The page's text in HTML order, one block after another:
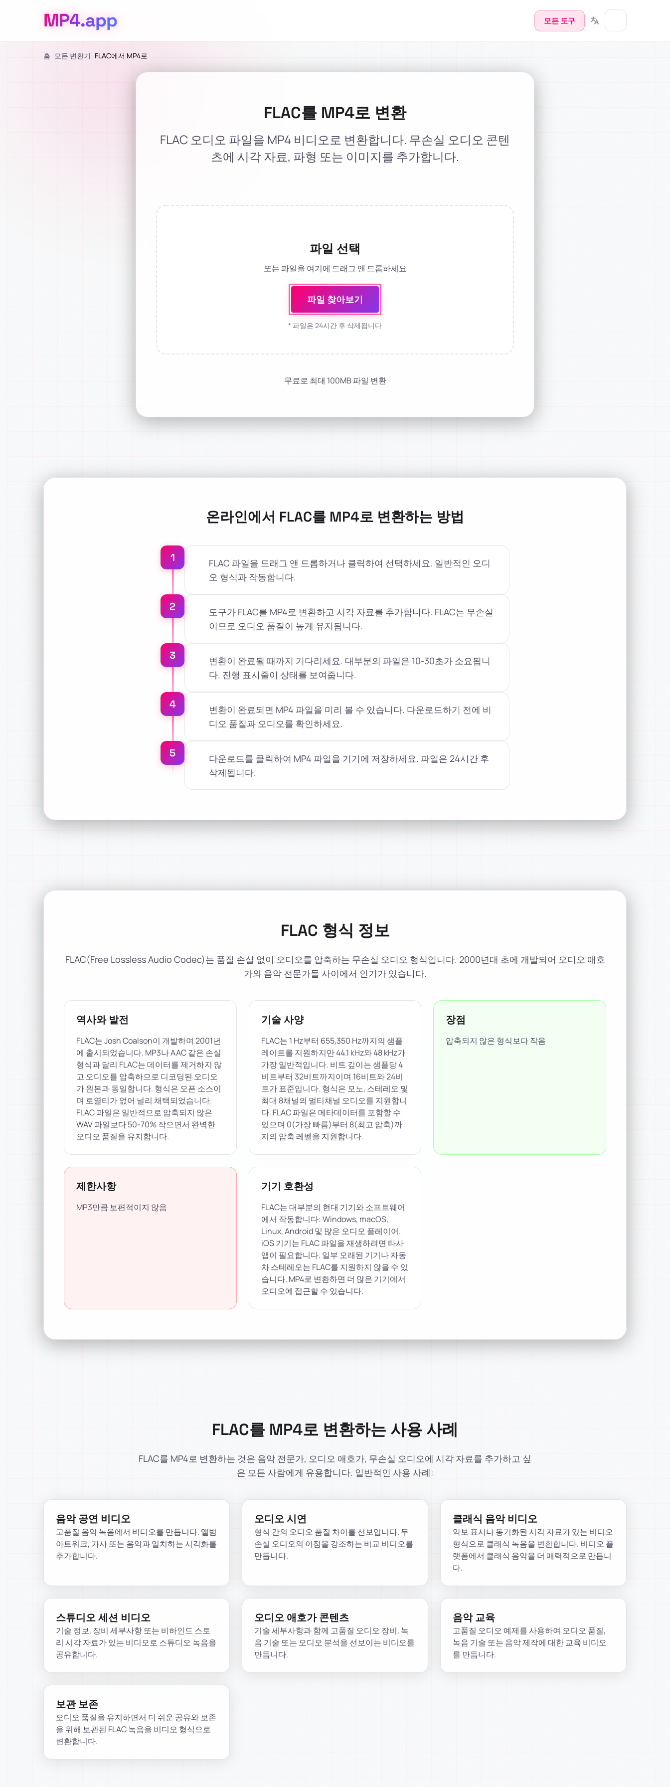
MP4.app 모든 도구
홈 모든 변환기 FLAC에서 MP4로
FLAC를 MP4로 변환
FLAC 오디오 파일을 MP4 비디오로 변환합니다. 무손실 오디오 콘텐
츠에 시각 자료, 파형 또는 이미지를 추가합니다.
파일 선택
또는 파일을 여기에 드래그 앤 드롭하세요
파일 찾아보기
* 파일은 24시간 후 삭제됩니다
무료로 최대 100MB 파일 변환
온라인에서 FLAC를 MP4로 변환하는 방법
1
FLAC 파일을 드래그 앤 드롭하거나 클릭하여 선택하세요. 일반적인 오디
오 형식과 작동합니다.
2
도구가 FLAC를 MP4로 변환하고 시각 자료를 추가합니다. FLAC는 무손실
이므로 오디오 품질이 높게 유지됩니다.
3
변환이 완료될 때까지 기다리세요. 대부분의 파일은 10-30초가 소요됩니
다. 진행 표시줄이 상태를 보여줍니다.
4
변환이 완료되면 MP4 파일을 미리 볼 수 있습니다. 다운로드하기 전에 비
디오 품질과 오디오를 확인하세요.
5
다운로드를 클릭하여 MP4 파일을 기기에 저장하세요. 파일은 24시간 후
삭제됩니다.
FLAC 형식 정보
FLAC(Free Lossless Audio Codec)는 품질 손실 없이 오디오를 압축하는 무손실 오디오 형식입니다. 2000년대 초에 개발되어 오디오 애호
가와 음악 전문가들 사이에서 인기가 있습니다.
역사와 발전
FLAC는 Josh Coalson이 개발하여 2001년
에 출시되었습니다. MP3나 AAC 같은 손실
형식과 달리 FLAC는 데이터를 제거하지 않
고 오디오를 압축하므로 디코딩된 오디오
가 원본과 동일합니다. 형식은 오픈 소스이
며 로열티가 없어 널리 채택되었습니다.
FLAC 파일은 일반적으로 압축되지 않은
WAV 파일보다 50-70% 작으면서 완벽한
오디오 품질을 유지합니다.
기술 사양
FLAC는 1 Hz부터 655,350 Hz까지의 샘플
레이트를 지원하지만 44.1 kHz와 48 kHz가
가장 일반적입니다. 비트 깊이는 샘플당 4
비트부터 32비트까지이며 16비트와 24비
트가 표준입니다. 형식은 모노, 스테레오 및
최대 8채널의 멀티채널 오디오를 지원합니
다. FLAC 파일은 메타데이터를 포함할 수
있으며 0(가장 빠름)부터 8(최고 압축)까
지의 압축 레벨을 지원합니다.
장점
압축되지 않은 형식보다 작음
제한사항
MP3만큼 보편적이지 않음
기기 호환성
FLAC는 대부분의 현대 기기와 소프트웨어
에서 작동합니다: Windows, macOS,
Linux, Android 및 많은 오디오 플레이어.
iOS 기기는 FLAC 파일을 재생하려면 타사
앱이 필요합니다. 일부 오래된 기기나 자동
차 스테레오는 FLAC를 지원하지 않을 수 있
습니다. MP4로 변환하면 더 많은 기기에서
오디오에 접근할 수 있습니다.
FLAC를 MP4로 변환하는 사용 사례
FLAC를 MP4로 변환하는 것은 음악 전문가, 오디오 애호가, 무손실 오디오에 시각 자료를 추가하고 싶
은 모든 사람에게 유용합니다. 일반적인 사용 사례:
음악 공연 비디오
고품질 음악 녹음에서 비디오를 만듭니다. 앨범
아트워크, 가사 또는 음악과 일치하는 시각화를
추가합니다.
오디오 시연
형식 간의 오디오 품질 차이를 선보입니다. 무
손실 오디오의 이점을 강조하는 비교 비디오를
만듭니다.
클래식 음악 비디오
악보 표시나 동기화된 시각 자료가 있는 비디오
형식으로 클래식 녹음을 변환합니다. 비디오 플
랫폼에서 클래식 음악을 더 매력적으로 만듭니
다.
스튜디오 세션 비디오
기술 정보, 장비 세부사항 또는 비하인드 스토
리 시각 자료가 있는 비디오로 스튜디오 녹음을
공유합니다.
오디오 애호가 콘텐츠
기술 세부사항과 함께 고품질 오디오 장비, 녹
음 기술 또는 오디오 분석을 선보이는 비디오를
만듭니다.
음악 교육
고품질 오디오 예제를 사용하여 오디오 품질,
녹음 기술 또는 음악 제작에 대한 교육 비디오
를 만듭니다.
보관 보존
오디오 품질을 유지하면서 더 쉬운 공유와 보존
을 위해 보관된 FLAC 녹음을 비디오 형식으로
변환합니다.